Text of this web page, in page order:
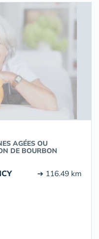
AGÉES OU
DE BOURBON
➔ 116.49 km